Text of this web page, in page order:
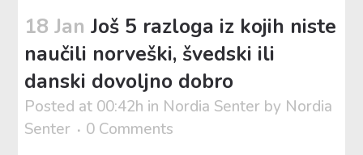
18 Jan Još 5 razloga iz kojih niste
naučili norveški, švedski ili
danski dovoljno dobro
Posted at 00:42h in Nordia Senter by Nordia
Senter
0 Comments